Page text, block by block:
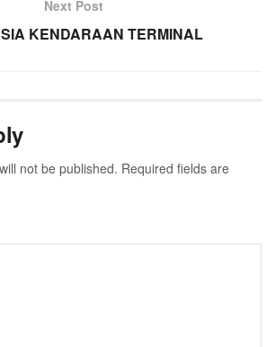
Next Post
KENDARAAN TERMINAL
not be published. Required fields are